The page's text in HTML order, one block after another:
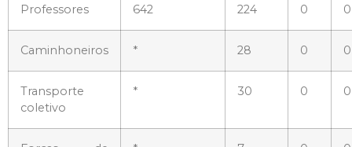
Professores 642 224 0 0
Caminhoneiros * 28 0 0
Transporte
coletivo
* 30 0 0